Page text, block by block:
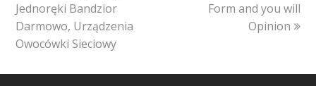
Jednoręki Bandzior
Darmowo, Urządzenia
Owocówki Sieciowy
Form and you will
Opinion